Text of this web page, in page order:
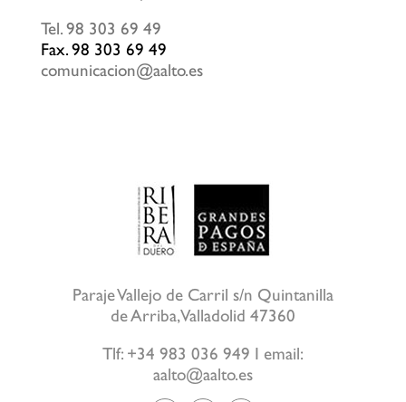
Tel. 98 303 69 49
Fax. 98 303 69 49
comunicacion@aalto.es
Paraje Vallejo de Carril s/n Quintanilla
de Arriba, Valladolid 47360
Tlf: +34 983 036 949 I email:
aalto@aalto.es